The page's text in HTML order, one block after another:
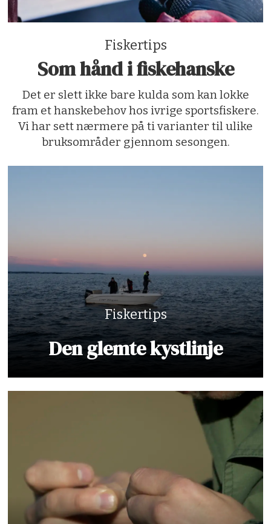
Fiskertips
Som hånd i fiskehanske
Det er slett ikke bare kulda som kan lokke
fram et hanskebehov hos ivrige sportsfiskere.
Vi har sett nærmere på ti varianter til ulike
bruksområder gjennom sesongen.
Fiskertips
Den glemte kystlinje